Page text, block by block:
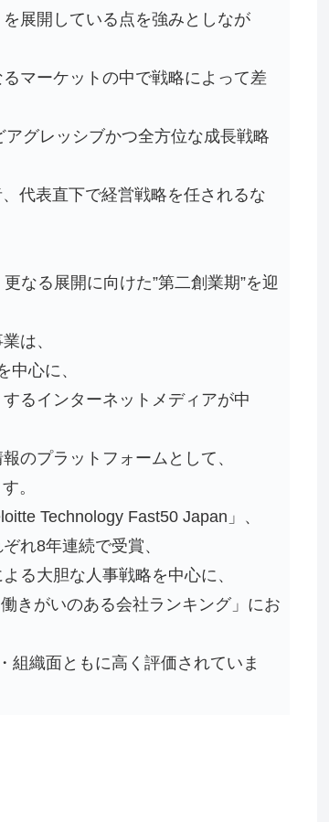
展開している点を強みとしなが
マーケットの中で戦略によって差
グレッシブかつ全方位な成長戦略
代表直下で経営戦略を任されるな
なる展開に向けた”第二創業期”を迎
は、
心に、
るインターネットメディアが中
のプラットフォームとして、
。
Technology Fast50 Japan」、
れ8年連続で受賞、
る大胆な人事戦略を中心に、
きがいのある会社ランキング」にお
組織面ともに高く評価されていま